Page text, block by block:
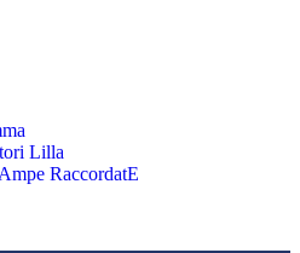
Lilla
RaccordatE